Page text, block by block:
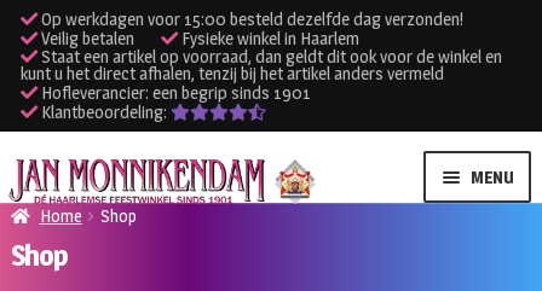
Op werkdagen voor 15:00 besteld dezelfde dag verzonden!
Veilig betalen
Fysieke winkel in Haarlem
Staat een artikel op voorraad, dan geldt dit ook voor de winkel en
kunt u het direct afhalen, tenzij bij het artikel anders vermeld
Hofleverancier: een begrip sinds 1901
Klantbeoordeling:
Ga
door
naar
navigatie
Ga
naar
de
inhoud
MENU
Home Shop
Shop